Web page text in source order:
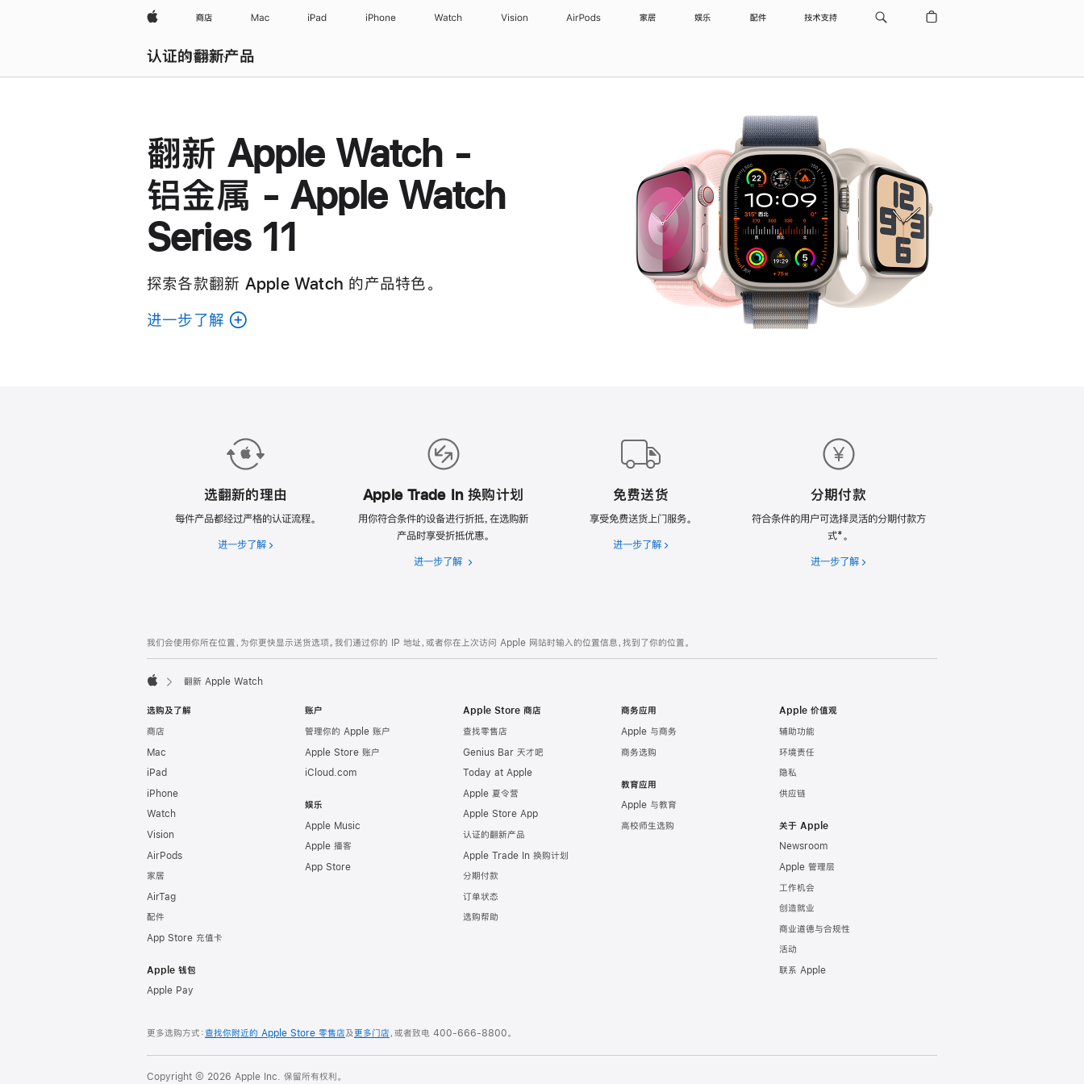
Apple 商店 Mac iPad iPhone Watch Vision AirPods 家居 娱乐 配件 技术支持
认证的翻新产品
浏览全部
翻新 Apple Watch -
铝金属 - Apple Watch
Series 11
探索各款翻新 Apple Watch 的产品特色。
进一步了解
新
Apple
Watch。
选翻新的理由
每件产品都经过严格的认证流程。
进一步了解选
Apple Trade In 换购计划
用你符合条件的设备进行折抵，在选购新
产品时享受折抵优惠。
进一步了解 Apple
计
划
免费送货
享受免费送货上门服务。
进一步了解免
分期付款
符合条件的用户可选择灵活的分期付款方
式*。
进一步了解分
页
脚
注
我们会使用你所在位置，为你更快显示送货选项。我们通过你的 IP 地址，或者你在上次访问 Apple 网站时输入的位置信息，找到了你的位置。
翻新 Apple Watch
选购及了解
商店
Mac
iPad
iPhone
Watch
Vision
AirPods
家居
AirTag
配件
App Store 充值卡
Apple 钱包
Apple Pay
账户
管理你的 Apple 账户
Apple Store 账户
iCloud.com
娱乐
Apple Music
Apple 播客
App Store
Apple Store 商店
查找零售店
Genius Bar 天才吧
Today at Apple
Apple 夏令营
Apple Store App
认证的翻新产品
Apple Trade In 换购计划
分期付款
订单状态
选购帮助
商务应用
Apple 与商务
商务选购
教育应用
Apple 与教育
高校师生选购
Apple 价值观
辅助功能
环境责任
隐私
供应链
关于 Apple
Newsroom
Apple 管理层
工作机会
创造就业
商业道德与合规性
活动
联系 Apple
更多选购方式：查找你附近的 Apple Store 零售店及更多门店，或者致电 400-666-8800。
Copyright © 2026 Apple Inc. 保留所有权利。